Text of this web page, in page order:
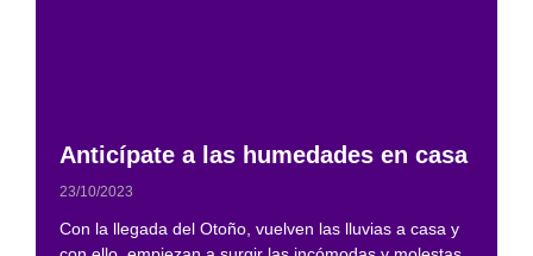
Anticípate a las humedades en casa
23/10/2023
Con la llegada del Otoño, vuelven las lluvias a casa y